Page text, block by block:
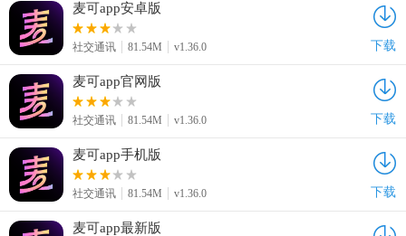
麦可app安卓版
社交通讯 81.54M v1.36.0 下载
麦可app官网版
社交通讯 81.54M v1.36.0 下载
麦可app手机版
社交通讯 81.54M v1.36.0 下载
麦可app最新版